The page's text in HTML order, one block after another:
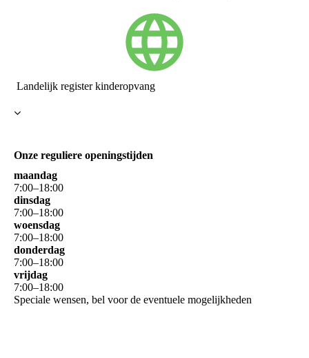
Landelijk register kinderopvang
Onze reguliere openingstijden
maandag
7:00–18:00
dinsdag
7:00–18:00
woensdag
7:00–18:00
donderdag
7:00–18:00
vrijdag
7:00–18:00
Speciale wensen, bel voor de eventuele mogelijkheden